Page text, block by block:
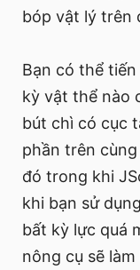
bóp vật lý trên
Bạn có thể
kỳ vật thể nào
bút chì có cục
phần trên
đó trong khi
khi bạn sử
bất kỳ lực quá
nông cụ sẽ